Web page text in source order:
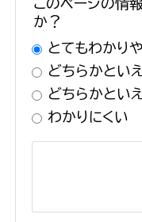
このページの情
か？
とてもわかり
どちらかとい
どちらかとい
わかりにくい